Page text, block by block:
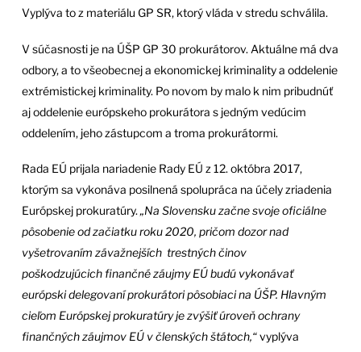
Vyplýva to z materiálu GP SR, ktorý vláda v stredu schválila.
V súčasnosti je na ÚŠP GP 30 prokurátorov. Aktuálne má dva
odbory, a to všeobecnej a ekonomickej kriminality a oddelenie
extrémistickej kriminality. Po novom by malo k nim pribudnúť
aj oddelenie európskeho prokurátora s jedným vedúcim
oddelením, jeho zástupcom a troma prokurátormi.
Rada EÚ prijala nariadenie Rady EÚ z 12. októbra 2017,
ktorým sa vykonáva posilnená spolupráca na účely zriadenia
Európskej prokuratúry. „Na Slovensku začne svoje oficiálne
pôsobenie od začiatku roku 2020, pričom dozor nad
vyšetrovaním závažnejších trestných činov
poškodzujúcich finančné záujmy EÚ budú vykonávať
európski delegovaní prokurátori pôsobiaci na ÚŠP. Hlavným
cieľom Európskej prokuratúry je zvýšiť úroveň ochrany
finančných záujmov EÚ v členských štátoch,“vyplýva